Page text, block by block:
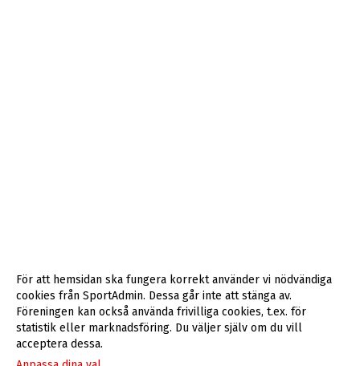
För att hemsidan ska fungera korrekt använder vi nödvändiga
cookies från SportAdmin. Dessa går inte att stänga av.
Föreningen kan också använda frivilliga cookies, t.ex. för
statistik eller marknadsföring. Du väljer själv om du vill
acceptera dessa.